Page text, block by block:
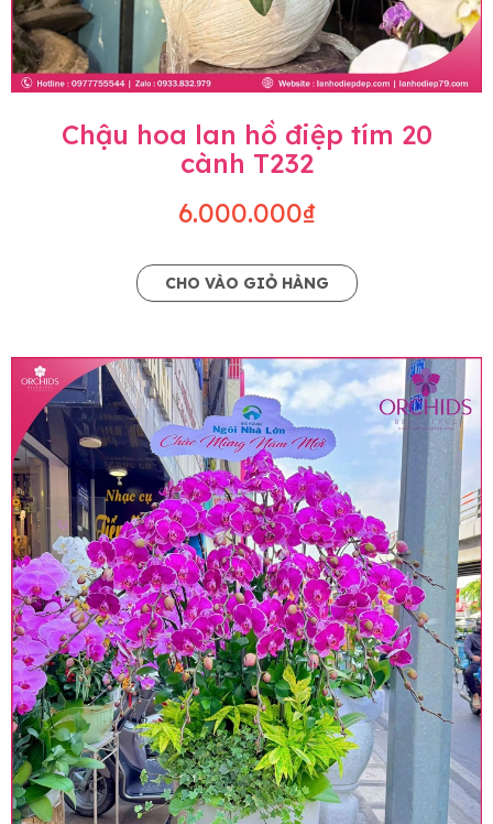
Chậu hoa lan hồ điệp tím 20
cành T232
6.000.000₫
CHO VÀO GIỎ HÀNG